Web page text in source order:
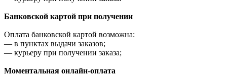
Банковской картой при получении
Оплата банковской картой возможна:
— в пунктах выдачи заказов;
— курьеру при получении заказа;
Моментальная онлайн-оплата